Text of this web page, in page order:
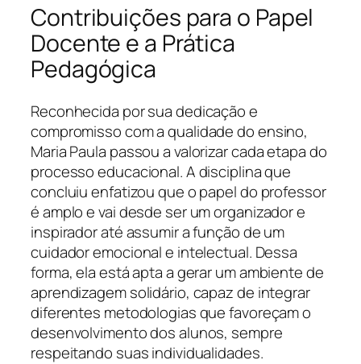
Contribuições para o Papel
Docente e a Prática
Pedagógica
Reconhecida por sua dedicação e
compromisso com a qualidade do ensino,
Maria Paula passou a valorizar cada etapa do
processo educacional. A disciplina que
concluiu enfatizou que o papel do professor
é amplo e vai desde ser um organizador e
inspirador até assumir a função de um
cuidador emocional e intelectual. Dessa
forma, ela está apta a gerar um ambiente de
aprendizagem solidário, capaz de integrar
diferentes metodologias que favoreçam o
desenvolvimento dos alunos, sempre
respeitando suas individualidades.